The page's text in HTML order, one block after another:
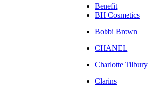
Benefit
BH Cosmetics
Bobbi Brown
CHANEL
Charlotte Tilbury
Clarins